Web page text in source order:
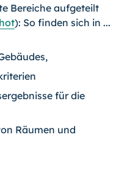
Bereiche aufgeteilt
): So finden sich in ...
für die
Räumen und